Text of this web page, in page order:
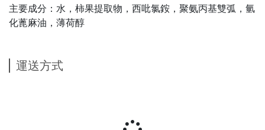
主要成分：水，柿果提取物，西吡氯銨，聚氨丙基雙弧，氫
化蓖麻油，薄荷醇
運送方式